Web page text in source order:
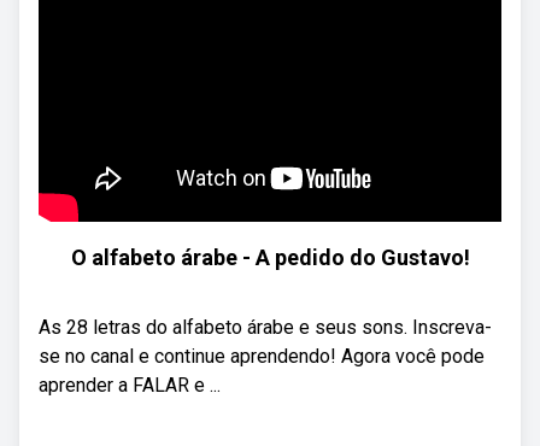
O alfabeto árabe - A pedido do Gustavo!
As 28 letras do alfabeto árabe e seus sons. Inscreva-
se no canal e continue aprendendo! Agora você pode
aprender a FALAR e ...